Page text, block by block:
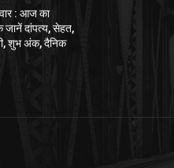
: आज का
जानें दांपत्य, सेहत,
शुभ अंक, दैनिक